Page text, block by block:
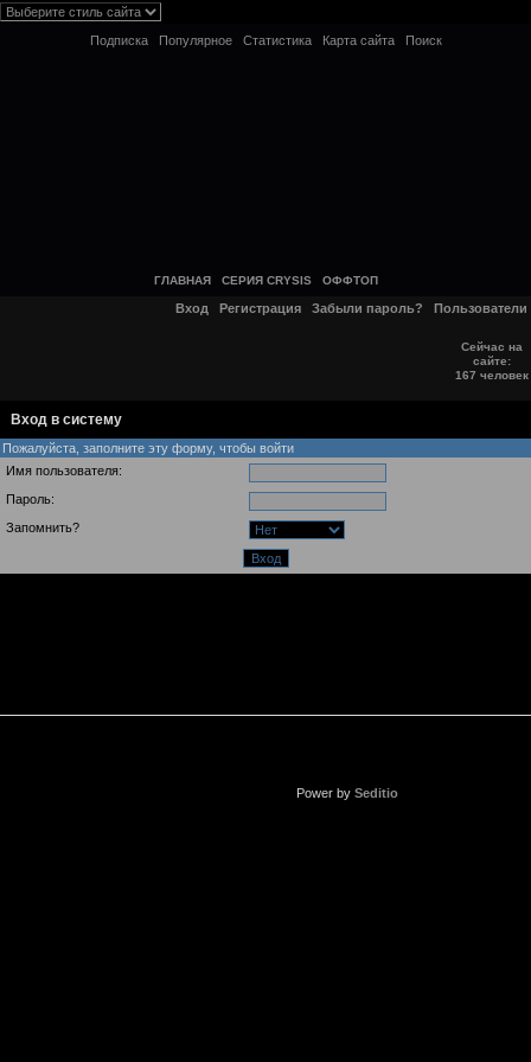
Подписка Популярное Статистика Карта сайта Поиск
ГЛАВНАЯ СЕРИЯ CRYSIS ОФФТОП
Вход Регистрация Забыли пароль? Пользователи
Сейчас на
сайте:
167 человек
Вход в систему
Пожалуйста, заполните эту форму, чтобы войти
Имя пользователя:
Пароль:
Запомнить?
Power by Seditio